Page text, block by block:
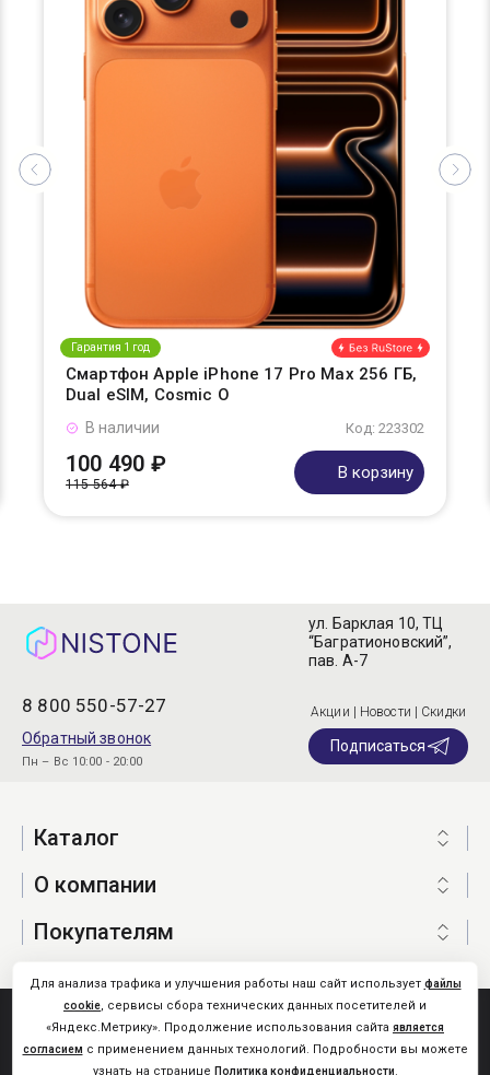
Гарантия 1 год
Смартфон Apple iPhone 17 Pro Max 256 ГБ,
Dual eSIM, Cosmic O
Код: 223302
В наличии
100 490 ₽
115 564 ₽
В корзину
8 800 550-57-27
Обратный звонок
Пн – Вс 10:00 - 20:00
ул. Барклая 10, ТЦ
“Багратионовский”,
пав. А-7
Акции | Новости | Скидки
Подписаться
Каталог
О компании
Покупателям
Nistone.Ru © 2026
Карта сайта
Для анализа трафика и улучшения работы наш сайт использует файлы
cookie, сервисы сбора технических данных посетителей и
«Яндекс.Метрику». Продолжение использования сайта является
согласием с применением данных технологий. Подробности вы можете
узнать на странице Политика конфиденциальности.